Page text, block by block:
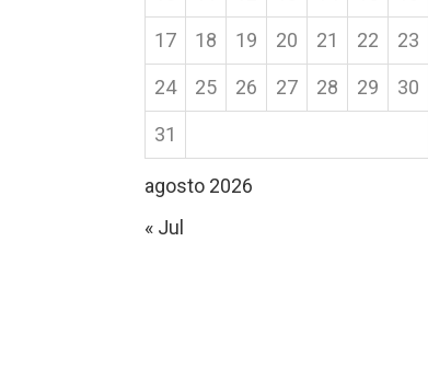
agosto 2026
17 18 19 20 21 22 23
24 25 26 27 28 29 30
31
« Jul